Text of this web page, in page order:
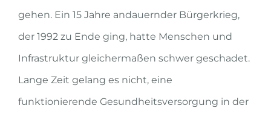
gehen. Ein 15 Jahre andauernder Bürgerkrieg,
der 1992 zu Ende ging, hatte Menschen und
Infrastruktur gleichermaßen schwer geschadet.
Lange Zeit gelang es nicht, eine
funktionierende Gesundheitsversorgung in der